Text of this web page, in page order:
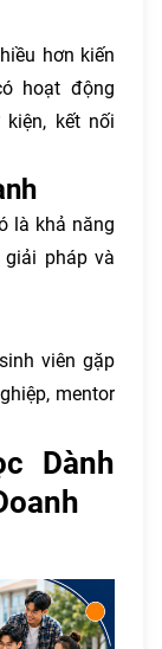
hơn kiến
hoạt động
kết nối
là khả năng
pháp và
viên gặp
mentor
Dành